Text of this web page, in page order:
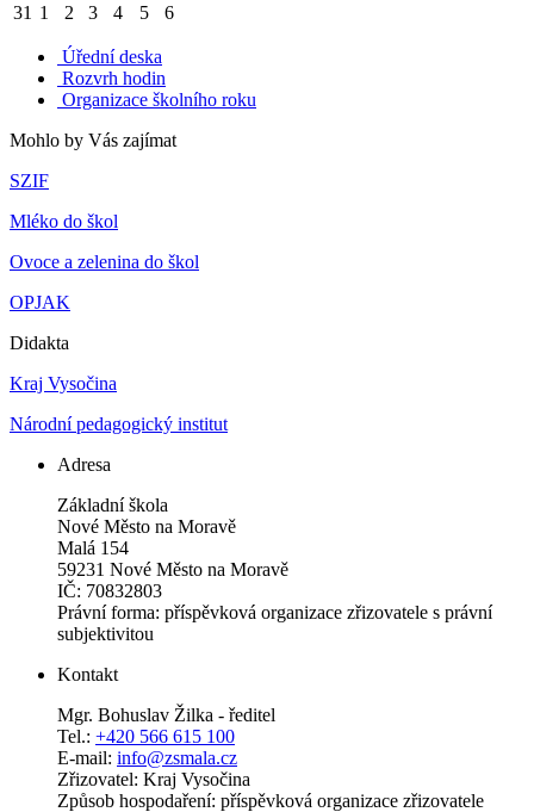
31 1 2 3 4 5 6
Úřední deska
Rozvrh hodin
Organizace školního roku
Mohlo by Vás zajímat
SZIF
Mléko do škol
Ovoce a zelenina do škol
OPJAK
Didakta
Kraj Vysočina
Národní pedagogický institut
Adresa
Základní škola
Nové Město na Moravě
Malá 154
59231 Nové Město na Moravě
IČ: 70832803
Právní forma: příspěvková organizace zřizovatele s právní
subjektivitou
Kontakt
Mgr. Bohuslav Žilka - ředitel
Tel.: +420 566 615 100
E-mail: info@zsmala.cz
Zřizovatel: Kraj Vysočina
Způsob hospodaření: příspěvková organizace zřizovatele